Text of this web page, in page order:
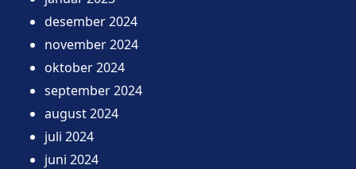
desember 2024
november 2024
oktober 2024
september 2024
august 2024
juli 2024
juni 2024